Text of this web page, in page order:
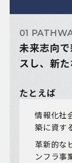
01
未来志向
スし、 新
たとえば
情報化社
築に資す
革新的な
ンフラ事